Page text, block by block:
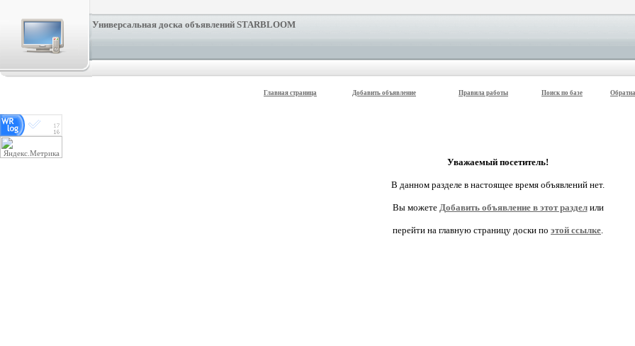
Универсальная доска объявлений STARBLOOM
Главная страница Добавить объявление Правила работы Поиск по базе
Уважаемый посетитель!
В данном разделе в настоящее время объявлений нет.
Вы можете Добавить объявление в этот разделили
перейти на главную страницу доски по этой ссылке.